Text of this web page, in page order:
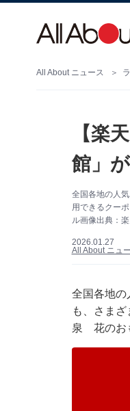
All About ニュース
【楽
館」
全国各地の人
用できるクー
ル画像出典：楽
2026.01.27
All About ニュ
全国各地の
も、さま
泉 花のお